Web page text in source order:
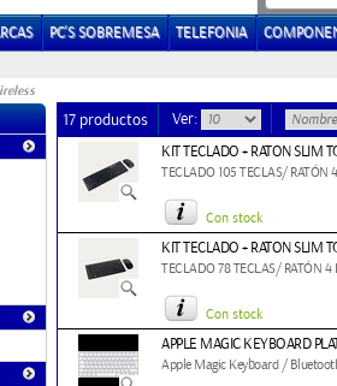
PC'S SOBREMESA TELEFONIA
17 productos Ver:
KIT TECLADO + RATON SLIM
TECLADO 105 TECLAS/
Con stock
KIT TECLADO + RATON SLIM
TECLADO 78 TECLAS/ RATÓN
Con stock
APPLE MAGIC KEYBOARD
Apple Magic Keyboard /